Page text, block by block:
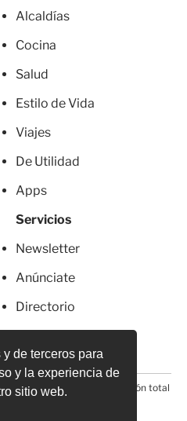
de terceros para
y la experiencia de
sitio web.
Alcaldías
Cocina
Salud
Estilo de Vida
Viajes
De Utilidad
Apps
Servicios
Newsletter
Anúnciate
Directorio
Prohibida la reproducción total
medio electrónico*